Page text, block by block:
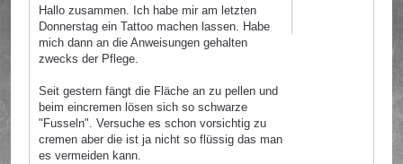
Hallo zusammen. Ich habe mir am letzten
Donnerstag ein Tattoo machen lassen. Habe
mich dann an die Anweisungen gehalten
zwecks der Pflege.
Seit gestern fängt die Fläche an zu pellen und
beim eincremen lösen sich so schwarze
"Fusseln". Versuche es schon vorsichtig zu
cremen aber die ist ja nicht so flüssig das man
es vermeiden kann.